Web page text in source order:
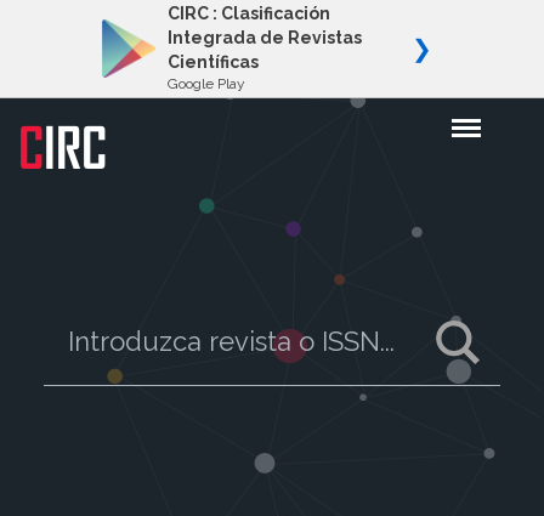
CIRC : Clasificación
Integrada de Revistas
Científicas
Google Play
❯